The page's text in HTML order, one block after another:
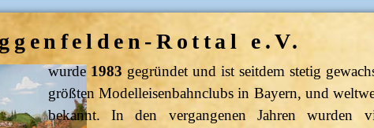
Rottal e.V.
wurde 1983 gegründet und ist seitdem stetig
größten Modelleisenbahnclubs in Bayern, und
bekannt. In den vergangenen Jahren wurden